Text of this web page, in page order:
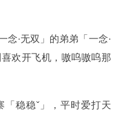
念·无双」的弟弟「一念·
欢开飞机，嗷呜嗷呜那
「稳稳ˇ」，平时爱打天